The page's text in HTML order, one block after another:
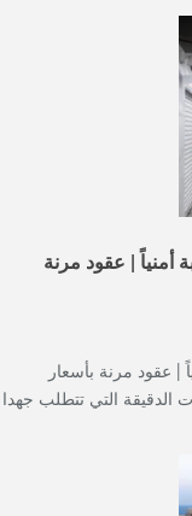
| عقود مرنة
عقود مرنة بأسعار
التي تتطلب جهدا